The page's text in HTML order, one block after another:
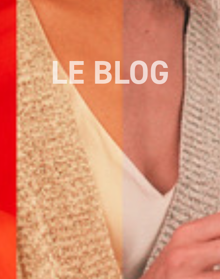
LE BLOG